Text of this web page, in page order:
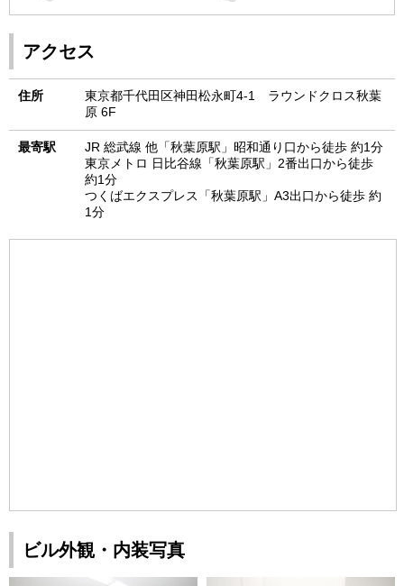
アクセス
住所
東京都千代田区神田松永町4-1 ラウンドクロス秋葉
原 6F
最寄駅
JR 総武線 他「秋葉原駅」昭和通り口から徒歩 約1分
東京メトロ 日比谷線「秋葉原駅」2番出口から徒歩
約1分
つくばエクスプレス「秋葉原駅」A3出口から徒歩 約
1分
ビル外観・内装写真